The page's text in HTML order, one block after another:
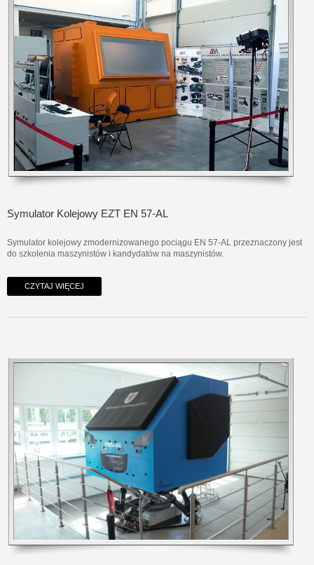
Symulator Kolejowy EZT EN 57-AL
Symulator kolejowy zmodernizowanego pociągu EN 57-AL przeznaczony jest
do szkolenia maszynistów i kandydatów na maszynistów.
CZYTAJ WIĘCEJ